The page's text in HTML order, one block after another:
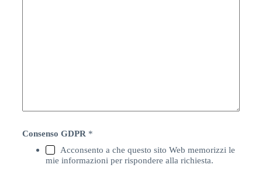
Consenso GDPR *
Acconsento a che questo sito Web memorizzi le
mie informazioni per rispondere alla richiesta.